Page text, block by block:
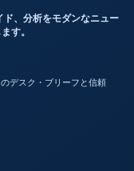
ド、分析をモダンなニュー
す。
デスク・ブリーフと信頼